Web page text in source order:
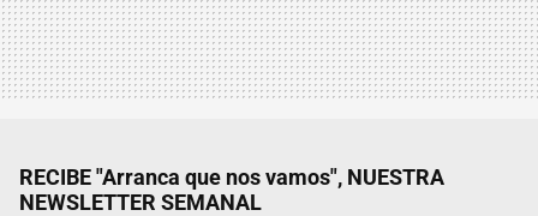
RECIBE "Arranca que nos vamos", NUESTRA
NEWSLETTER SEMANAL